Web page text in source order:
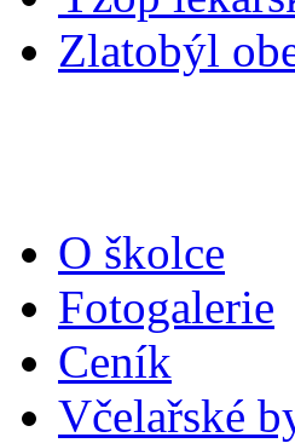
Zlatobýl
O školce
Fotogalerie
Ceník
Včelařské